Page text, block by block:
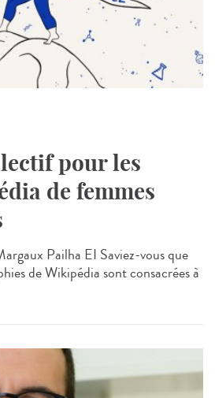
pour les
de femmes
Pailha EI Saviez-vous que
de Wikipédia sont consacrées à